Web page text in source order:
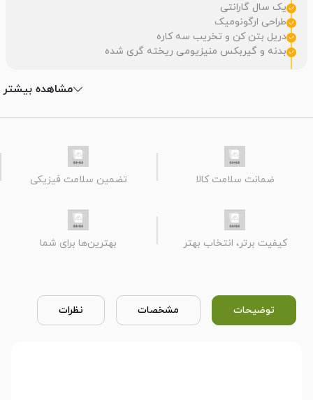
یک سال گارانتی
طراحی ارگونومیک
دریل بتن کن و تخریب سه کاره
بدنه و گیربکس منیزیومی ریخته گری شده
مشاهده بیشتر
ضمانت سلامت کالا تضمین سلامت فیزیکی
کیفیت برتر، انتخاب بهتر بهترین‌ها برای شما
توضیحات مشخصات نظرات